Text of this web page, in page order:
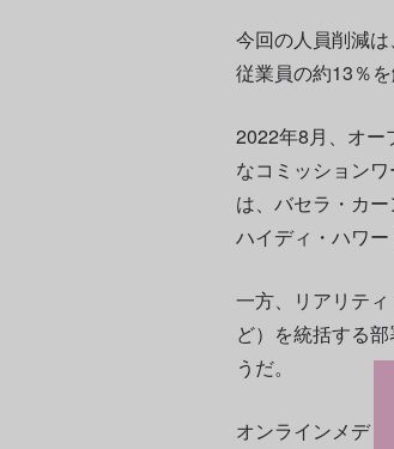
今回の人員削減
従業員の約13％
2022年8月、オー
なコミッション
は、バセラ・カ
ハイディ・ハワ
一方、リアリテ
ど）を統括する
うだ。
オンラインメディ